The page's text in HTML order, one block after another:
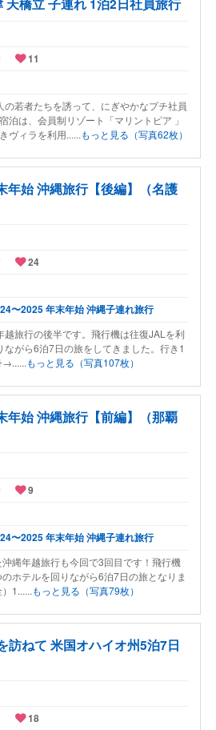
11
の若者たちを誘って、にぎやかなプチ社員
泊は、会員制リゾート「マリントピア 」
ヴィラを利用......もっと見る（写真62枚）
年始 沖縄旅行【後編】（名護
24
〜2025 年末年始 沖縄子連れ旅行
旅行の後半です。飛行機は往復JALを利
ながら6泊7日の旅をしてきました。行き1
→......もっと見る（写真107枚）
年始 沖縄旅行【前編】（那覇
9
〜2025 年末年始 沖縄子連れ旅行
縄年越旅行も今回で3回目です！飛行機
ホテルを回りながら6泊7日の旅となりま
1......もっと見る（写真79枚）
訪ねて 米国オハイオ州5泊7日
18